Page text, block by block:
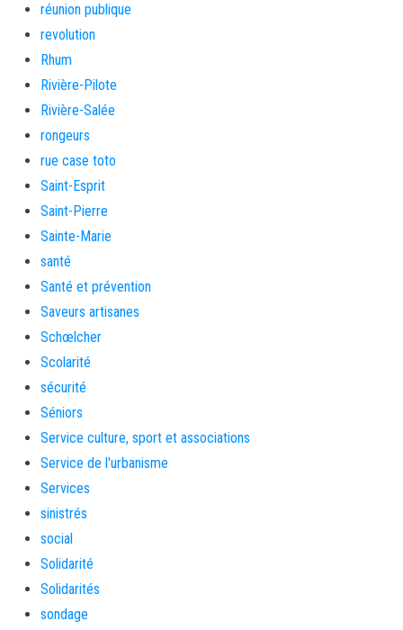
réunion publique
revolution
Rhum
Rivière-Pilote
Rivière-Salée
rongeurs
rue case toto
Saint-Esprit
Saint-Pierre
Sainte-Marie
santé
Santé et prévention
Saveurs artisanes
Schœlcher
Scolarité
sécurité
Séniors
Service culture, sport et associations
Service de l'urbanisme
Services
sinistrés
social
Solidarité
Solidarités
sondage